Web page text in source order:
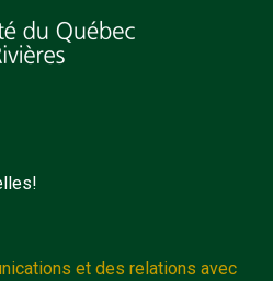
et des relations avec